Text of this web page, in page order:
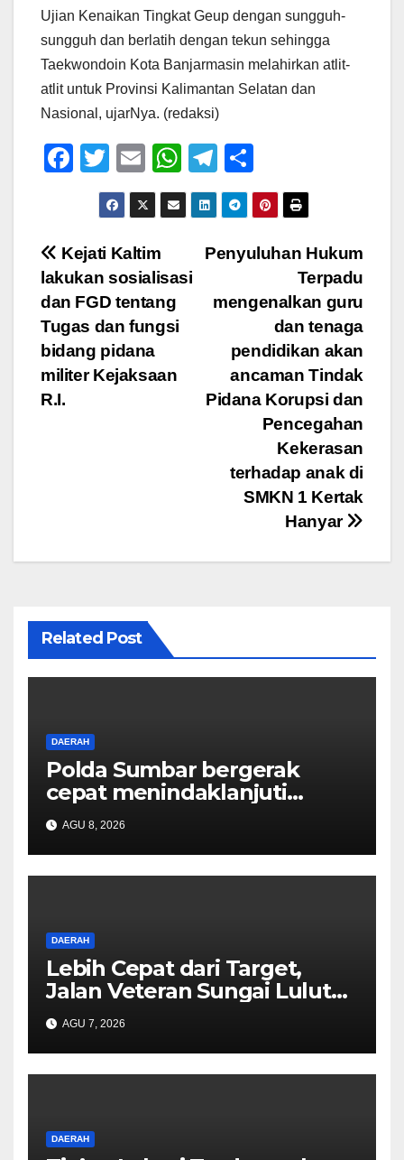
Ujian Kenaikan Tingkat Geup dengan sungguh-
sungguh dan berlatih dengan tekun sehingga
Taekwondoin Kota Banjarmasin melahirkan atlit-
atlit untuk Provinsi Kalimantan Selatan dan
Nasional, ujarNya. (redaksi)
F
e
b
o
o
k
T
wi
tt
er
E
m
ail
W
h
at
A
T
el
e
gr
m
h
ar
e
Navigasi
pos
Penyuluhan Hukum
Terpadu
mengenalkan guru
dan tenaga
pendidikan akan
ancaman Tindak
Pidana Korupsi dan
Pencegahan
Kekerasan
terhadap anak di
SMKN 1 Kertak
Hanyar
Kejati Kaltim
lakukan sosialisasi
dan FGD tentang
Tugas dan fungsi
bidang pidana
militer Kejaksaan
R.I.
Related Post
DAERAH
Polda Sumbar bergerak
cepat menindaklanjuti
dugaan insiden pemukulan
yang diduga melibatkan
seorang oknum perwira Polri
AGU 8, 2026
DAERAH
Lebih Cepat dari Target,
Jalan Veteran Sungai Lulut
Dibuka
AGU 7, 2026
DAERAH